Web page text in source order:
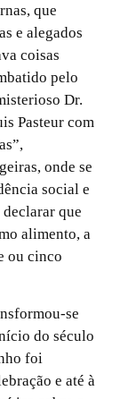
que
e alegados
coisas
pelo
Dr.
Pasteur com
onde se
social e
que
alimento, a
ou cinco
se
do século
foi
e até à